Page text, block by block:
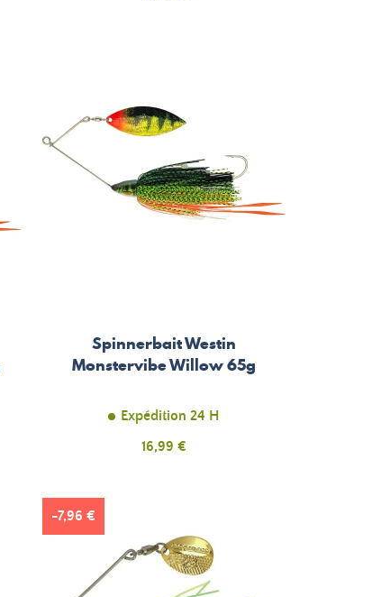
Spinnerbait Westin
Monstervibe Willow 65g
Expédition 24 H
Prix
16,99 €
-7,96 €